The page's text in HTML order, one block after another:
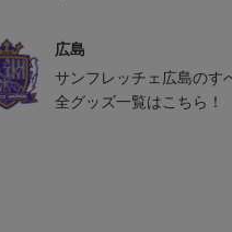
広島
サンフレッチェ広島のす
全グッズ一覧はこちら！